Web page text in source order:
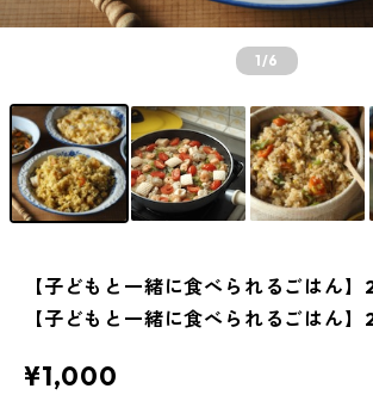
1/6
【子どもと一緒に食べられるごはん】
【子どもと一緒に食べられるごはん
¥1,000